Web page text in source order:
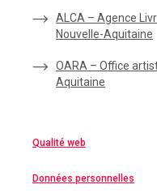
ALCA – Agence
Nouvelle-Aquitaine
OARA – Office
Aquitaine
Qualité web
Données personnelles